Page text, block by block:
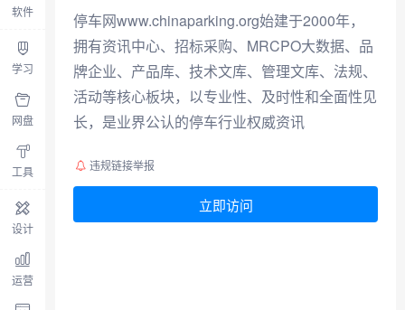
软件
学习
网盘
工具
设计
运营
停车网www.chinaparking.org始建于2000年，
拥有资讯中心、招标采购、MRCPO大数据、品
牌企业、产品库、技术文库、管理文库、法规、
活动等核心板块，以专业性、及时性和全面性见
长，是业界公认的停车行业权威资讯
违规链接举报
立即访问